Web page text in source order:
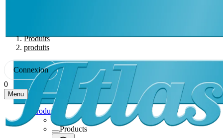
Produits
produits
Connexion
0
Menu
Products
Products